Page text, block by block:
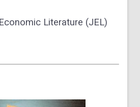
Literature (JEL)